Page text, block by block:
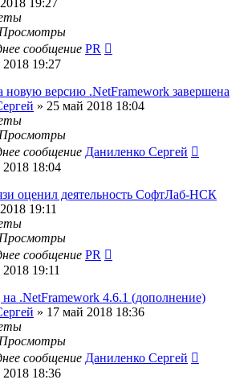
Просмотры
сообщение PR
19:27
новую версию .NetFramework завершена
» 25 май 2018 18:04
Просмотры
сообщение Даниленко Сергей
18:04
оценил деятельность СофтЛаб-НСК
19:11
Просмотры
сообщение PR
19:11
.NetFramework 4.6.1 (дополнение)
» 17 май 2018 18:36
Просмотры
сообщение Даниленко Сергей
18:36